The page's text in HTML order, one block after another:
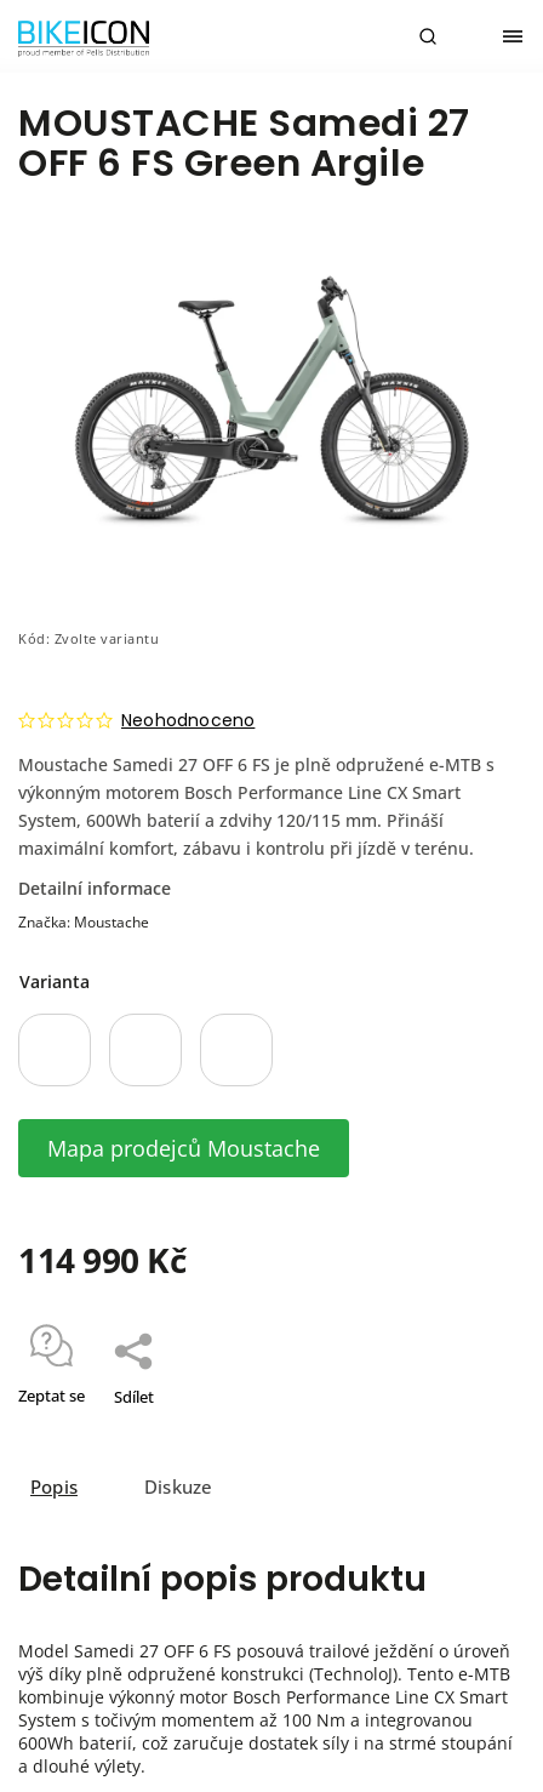
MOUSTACHE Samedi 27
OFF 6 FS Green Argile
Kód: Zvolte variantu
Neohodnoceno
Moustache Samedi 27 OFF 6 FS je plně odpružené e-MTB s
výkonným motorem Bosch Performance Line CX Smart
System, 600Wh baterií a zdvihy 120/115 mm. Přináší
maximální komfort, zábavu i kontrolu při jízdě v terénu.
Detailní informace
Značka: Moustache
Varianta
Mapa prodejců Moustache
114 990 Kč
Zeptat se Sdílet
Popis Diskuze
Detailní popis produktu
Model Samedi 27 OFF 6 FS posouvá trailové ježdění o úroveň
výš díky plně odpružené konstrukci (TechnoloJ). Tento e-MTB
kombinuje výkonný motor Bosch Performance Line CX Smart
System s točivým momentem až 100 Nm a integrovanou
600Wh baterií, což zaručuje dostatek síly i na strmé stoupání
a dlouhé výlety.